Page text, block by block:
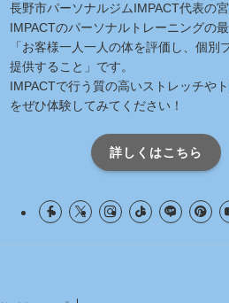
長野市パーソナルジムIMPACT代表の宮
IMPACTのパーソナルトレーニングの
「お客様一人一人の体を評価し、個別
提供すること」です。
IMPACTで行う質の高いストレッチや
をぜひ体験してみてください！
詳しくはこちら